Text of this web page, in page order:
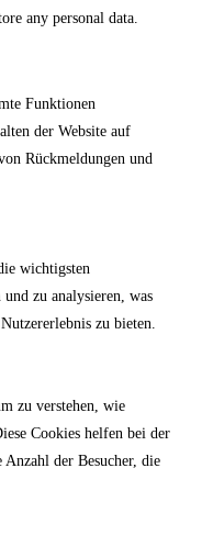
any personal data.
Funktionen
der Website auf
Rückmeldungen und
wichtigsten
zu analysieren, was
zu bieten.
zu verstehen, wie
Cookies helfen bei der
der Besucher, die